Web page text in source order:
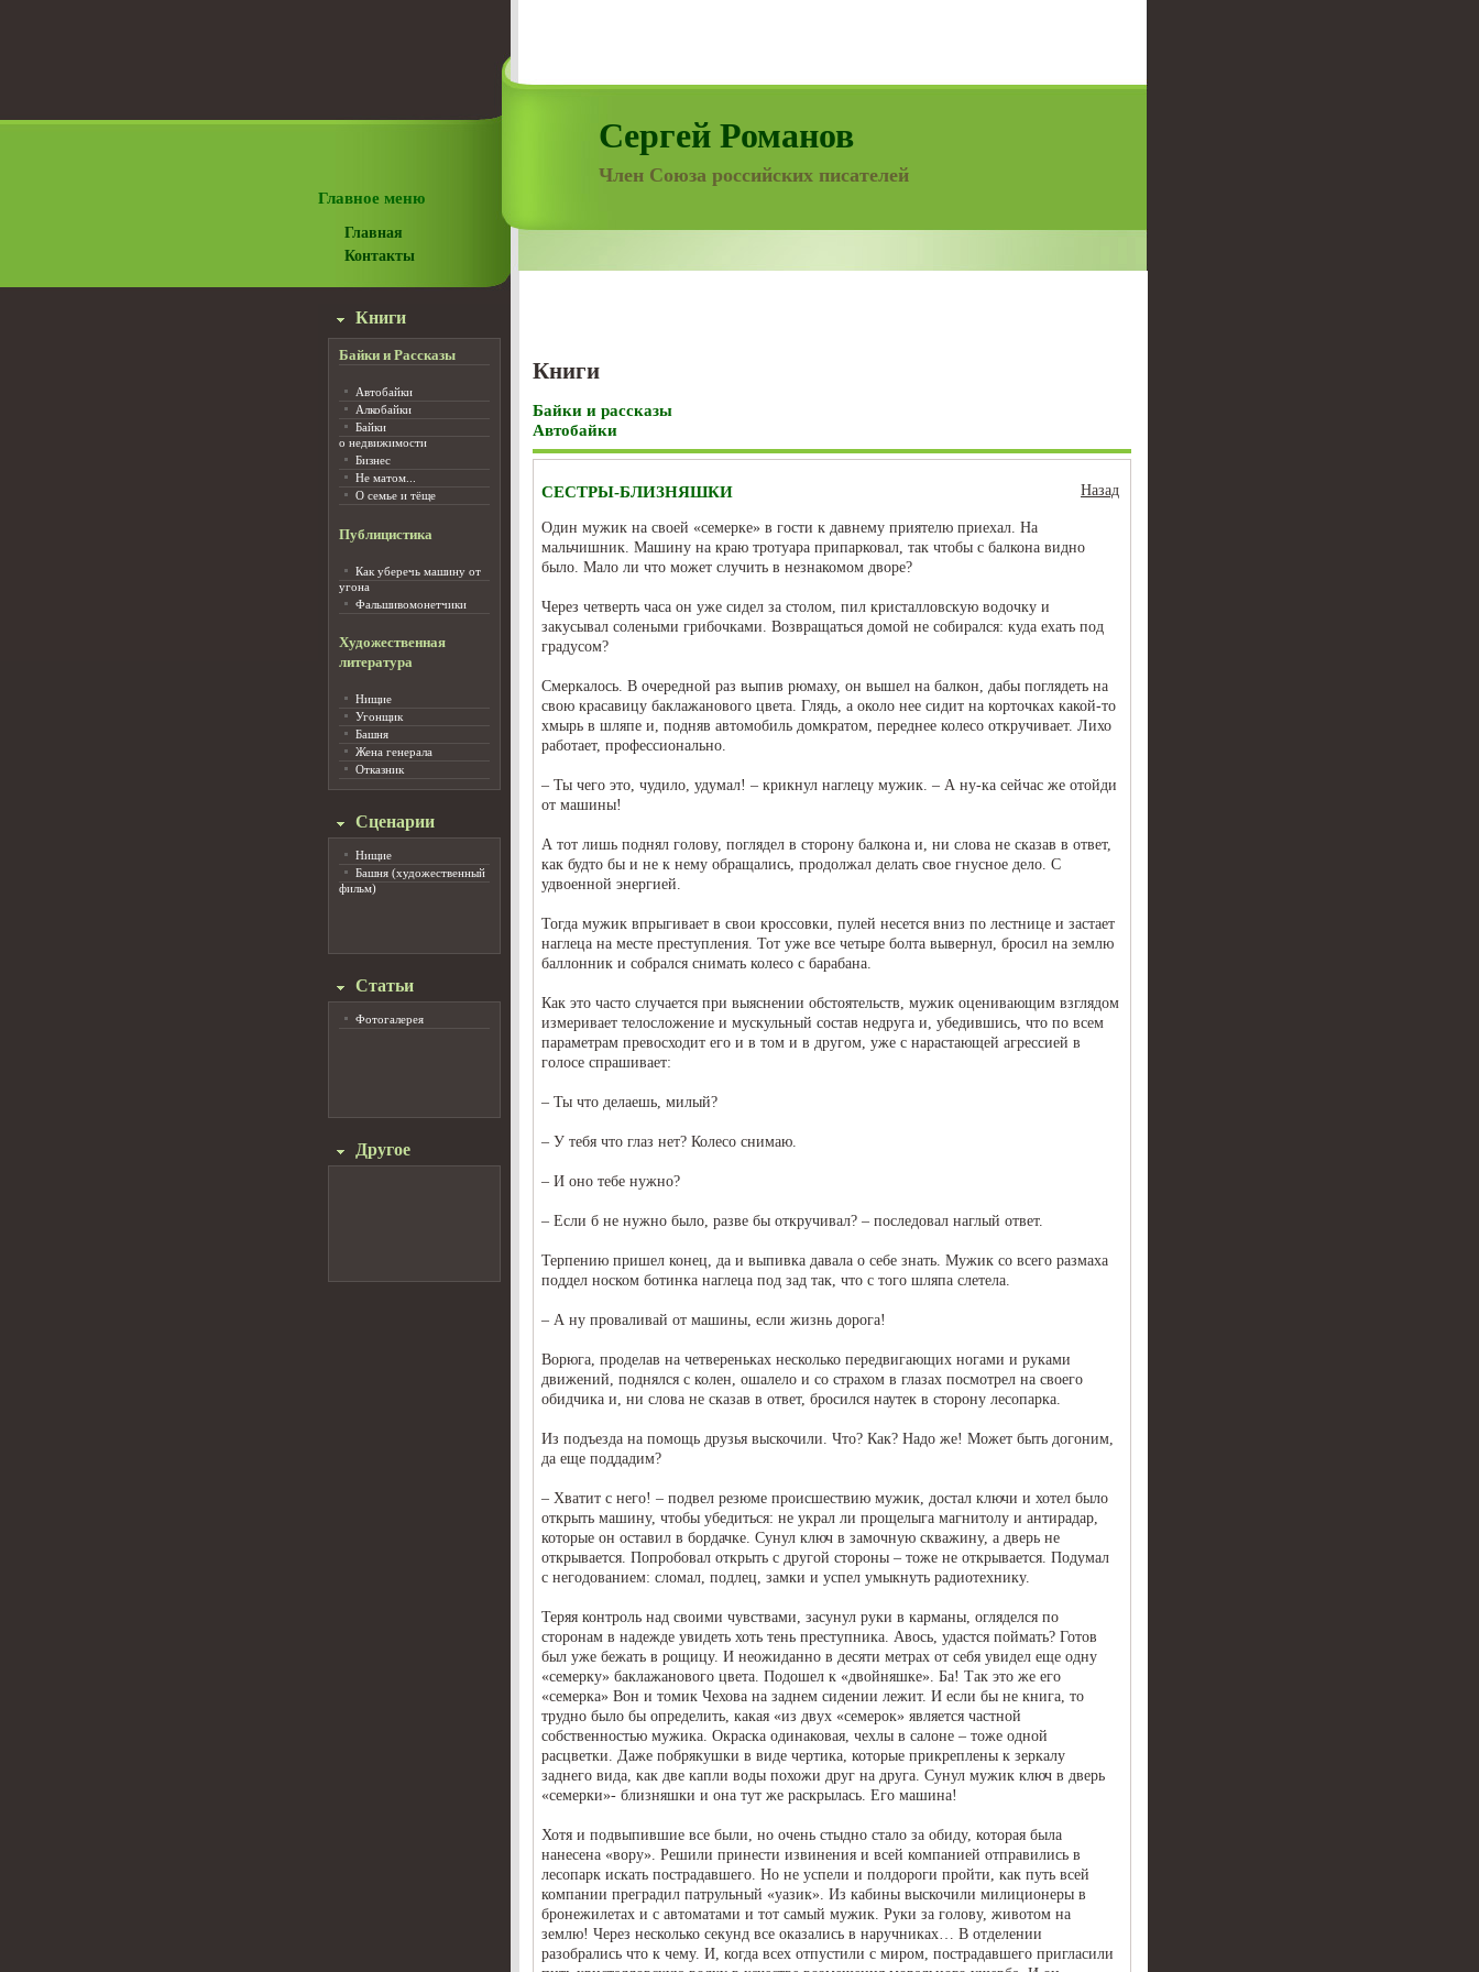
Главное меню
Главная
Контакты
Книги
Байки и Рассказы
Автобайки
Алкобайки
Байки
о недвижимости
Бизнес
Не матом...
О семье и тёще
Публицистика
Как уберечь машину от
угона
Фальшивомонетчики
Художественная
литература
Нищие
Угонщик
Башня
Жена генерала
Отказник
Сценарии
Нищие
Башня (художественный
фильм)
Статьи
Фотогалерея
Другое
Сергей Романов
Член Союза российских писателей
Книги
Байки и рассказы
Автобайки
Назад
СЕСТРЫ-БЛИЗНЯШКИ
Один мужик на своей «семерке» в гости к давнему приятелю приехал. На
мальчишник. Машину на краю тротуара припарковал, так чтобы с балкона видно
было. Мало ли что может случить в незнакомом дворе?
Через четверть часа он уже сидел за столом, пил кристалловскую водочку и
закусывал солеными грибочками. Возвращаться домой не собирался: куда ехать под
градусом?
Смеркалось. В очередной раз выпив рюмаху, он вышел на балкон, дабы поглядеть на
свою красавицу баклажанового цвета. Глядь, а около нее сидит на корточках какой-то
хмырь в шляпе и, подняв автомобиль домкратом, переднее колесо откручивает. Лихо
работает, профессионально.
– Ты чего это, чудило, удумал! – крикнул наглецу мужик. – А ну-ка сейчас же отойди
от машины!
А тот лишь поднял голову, поглядел в сторону балкона и, ни слова не сказав в ответ,
как будто бы и не к нему обращались, продолжал делать свое гнусное дело. С
удвоенной энергией.
Тогда мужик впрыгивает в свои кроссовки, пулей несется вниз по лестнице и застает
наглеца на месте преступления. Тот уже все четыре болта вывернул, бросил на землю
баллонник и собрался снимать колесо с барабана.
Как это часто случается при выяснении обстоятельств, мужик оценивающим взглядом
измеривает телосложение и мускульный состав недруга и, убедившись, что по всем
параметрам превосходит его и в том и в другом, уже с нарастающей агрессией в
голосе спрашивает:
– Ты что делаешь, милый?
– У тебя что глаз нет? Колесо снимаю.
– И оно тебе нужно?
– Если б не нужно было, разве бы откручивал? – последовал наглый ответ.
Терпению пришел конец, да и выпивка давала о себе знать. Мужик со всего размаха
поддел носком ботинка наглеца под зад так, что с того шляпа слетела.
– А ну проваливай от машины, если жизнь дорога!
Ворюга, проделав на четвереньках несколько передвигающих ногами и руками
движений, поднялся с колен, ошалело и со страхом в глазах посмотрел на своего
обидчика и, ни слова не сказав в ответ, бросился наутек в сторону лесопарка.
Из подъезда на помощь друзья выскочили. Что? Как? Надо же! Может быть догоним,
да еще поддадим?
– Хватит с него! – подвел резюме происшествию мужик, достал ключи и хотел было
открыть машину, чтобы убедиться: не украл ли прощелыга магнитолу и антирадар,
которые он оставил в бордачке. Сунул ключ в замочную скважину, а дверь не
открывается. Попробовал открыть с другой стороны – тоже не открывается. Подумал
с негодованием: сломал, подлец, замки и успел умыкнуть радиотехнику.
Теряя контроль над своими чувствами, засунул руки в карманы, огляделся по
сторонам в надежде увидеть хоть тень преступника. Авось, удастся поймать? Готов
был уже бежать в рощицу. И неожиданно в десяти метрах от себя увидел еще одну
«семерку» баклажанового цвета. Подошел к «двойняшке». Ба! Так это же его
«семерка» Вон и томик Чехова на заднем сидении лежит. И если бы не книга, то
трудно было бы определить, какая «из двух «семерок» является частной
собственностью мужика. Окраска одинаковая, чехлы в салоне – тоже одной
расцветки. Даже побрякушки в виде чертика, которые прикреплены к зеркалу
заднего вида, как две капли воды похожи друг на друга. Сунул мужик ключ в дверь
«семерки»- близняшки и она тут же раскрылась. Его машина!
Хотя и подвыпившие все были, но очень стыдно стало за обиду, которая была
нанесена «вору». Решили принести извинения и всей компанией отправились в
лесопарк искать пострадавшего. Но не успели и полдороги пройти, как путь всей
компании преградил патрульный «уазик». Из кабины выскочили милиционеры в
бронежилетах и с автоматами и тот самый мужик. Руки за голову, животом на
землю! Через несколько секунд все оказались в наручниках… В отделении
разобрались что к чему. И, когда всех отпустили с миром, пострадавшего пригласили